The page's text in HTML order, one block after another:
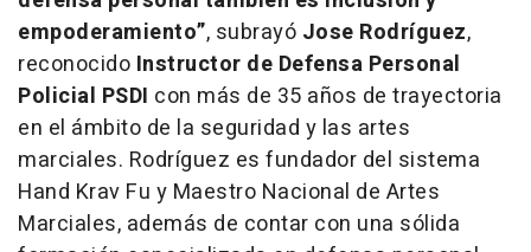
empoderamiento”, subrayó Jose Rodríguez,
reconocido Instructor de Defensa Personal
Policial PSDI con más de 35 años de trayectoria
en el ámbito de la seguridad y las artes
marciales. Rodríguez es fundador del sistema
Hand Krav Fu y Maestro Nacional de Artes
Marciales, además de contar con una sólida